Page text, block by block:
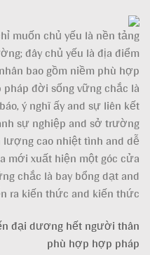
muốn chủ yếu là nền tảng
đây chủ yếu là địa điểm
bao gồm niềm phù hợp
đời sống vững chắc là
ý nghĩ ấy and sự liên kết
sự nghiệp and sở trường
cao nhiệt tình and dễ
mới xuất hiện một góc cửa
chắc là bay bổng dạt and
ra kiến thức and kiến thức.
đại dương hết người thân
phù hợp hợp pháp